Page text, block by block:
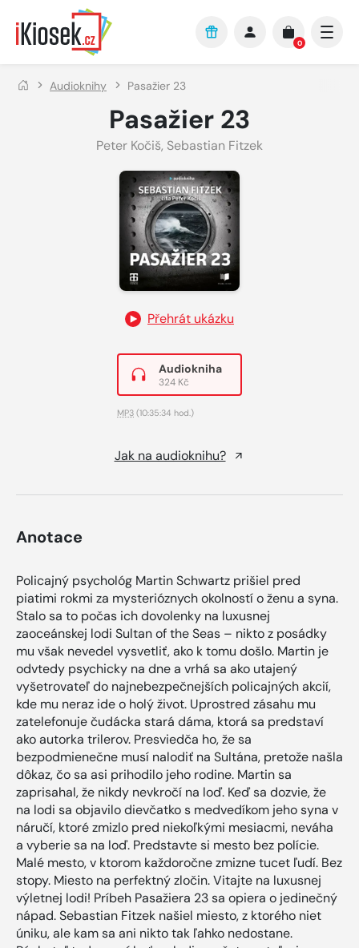
Přejít na hlavní obsah
0
Audioknihy Pasažier 23
Pasažier 23
Peter Kočiš, Sebastian Fitzek
Přehrát ukázku
Audiokniha
324 Kč
MP3 (10:35:34 hod.)
Jak na audioknihu?
Anotace
Policajný psychológ Martin Schwartz prišiel pred
piatimi rokmi za mysterióznych okolností o ženu a syna.
Stalo sa to počas ich dovolenky na luxusnej
zaoceánskej lodi Sultan of the Seas – nikto z posádky
mu však nevedel vysvetliť, ako k tomu došlo. Martin je
odvtedy psychicky na dne a vrhá sa ako utajený
vyšetrovateľ do najnebezpečnejších policajných akcií,
kde mu neraz ide o holý život. Uprostred zásahu mu
zatelefonuje čudácka stará dáma, ktorá sa predstaví
ako autorka trilerov. Presviedča ho, že sa
bezpodmienečne musí nalodiť na Sultána, pretože našla
dôkaz, čo sa asi prihodilo jeho rodine. Martin sa
zaprisahal, že nikdy nevkročí na loď. Keď sa dozvie, že
na lodi sa objavilo dievčatko s medvedíkom jeho syna v
náručí, ktoré zmizlo pred niekoľkými mesiacmi, neváha
a vyberie sa na loď. Predstavte si mesto bez polície.
Malé mesto, v ktorom každoročne zmizne tucet ľudí. Bez
stopy. Miesto na perfektný zločin. Vitajte na luxusnej
výletnej lodi! Príbeh Pasažiera 23 sa opiera o jedinečný
nápad. Sebastian Fitzek našiel miesto, z ktorého niet
úniku, ale kam sa ani nikto tak ľahko nedostane.